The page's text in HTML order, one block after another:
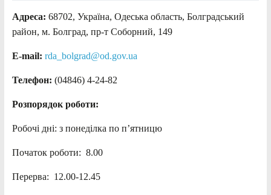
Адреса: 68702, Україна, Одеська область, Болградський
район, м. Болград, пр-т Соборний, 149
E-mail: rda_bolgrad@od.gov.ua
Телефон: (04846) 4-24-82
Розпорядок роботи:
Робочі дні: з понеділка по п’ятницю
Початок роботи: 8.00
Перерва: 12.00-12.45